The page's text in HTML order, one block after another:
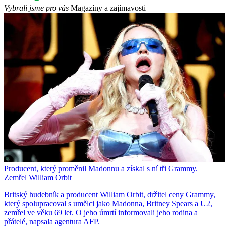
Vybrali jsme pro vás Magazíny a zajímavosti
Producent, který proměnil Madonnu a získal s ní tři Grammy.
Zemřel William Orbit
Britský hudebník a producent William Orbit, držitel ceny Grammy,
který spolupracoval s umělci jako Madonna, Britney Spears a U2,
zemřel ve věku 69 let. O jeho úmrtí informovali jeho rodina a
přátelé, napsala agentura AFP.